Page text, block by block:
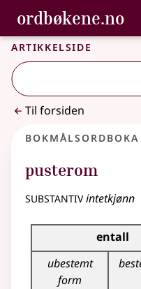
Gå til
Tilgjengelighet
ordbøkene.no,
Bokmålsordboka og
Artikkelside
Til forsiden
Bokmålsordboka
pusterom
substantivintetkjønn
Bøyingstabell for
entall
ubestemt
form